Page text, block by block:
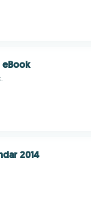
eBook
2014